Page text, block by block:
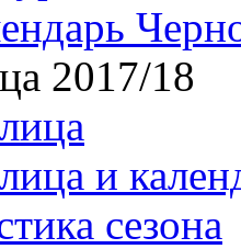
2017/18
и
сезона